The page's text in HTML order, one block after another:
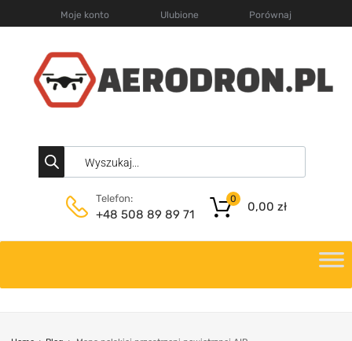
Moje konto Ulubione Porównaj
Telefon:
+48 508 89 89 71
0,00 zł
0